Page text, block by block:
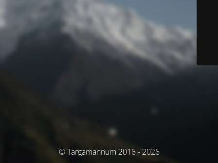
© Targamannum 2016 - 2026